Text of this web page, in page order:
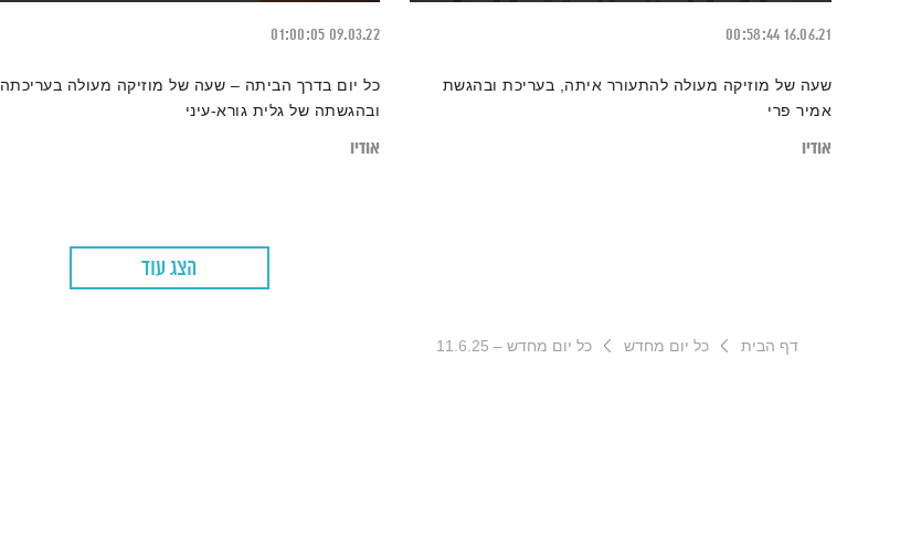
16.06.21
00:58:44
שעה של מוזיקה מעולה להתעורר איתה, בעריכת ובהגשת
אמיר פרי
אודיו
09.03.22
01:00:05
כל יום בדרך הביתה – שעה של מוזיקה מעולה בעריכתה
ובהגשתה של גלית גורא-עיני
אודיו
הצג עוד
דף הבית כל יום מחדש כל יום מחדש – 11.6.25